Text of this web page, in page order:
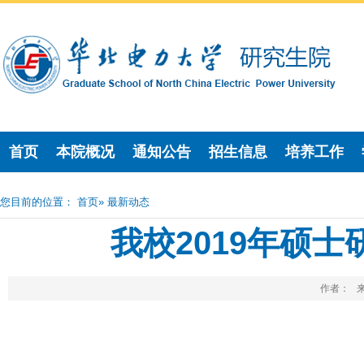
首页 本院概况 通知公告 招生信息 培养工作
您目前的位置： 首页» 最新动态
我校2019年硕士
作者：